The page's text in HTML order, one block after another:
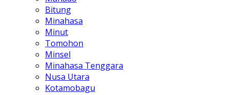
Bitung
Minahasa
Minut
Tomohon
Minsel
Minahasa Tenggara
Nusa Utara
Kotamobagu